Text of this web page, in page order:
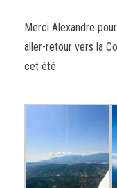
Merci Alexandre
aller-retour vers la
cet été